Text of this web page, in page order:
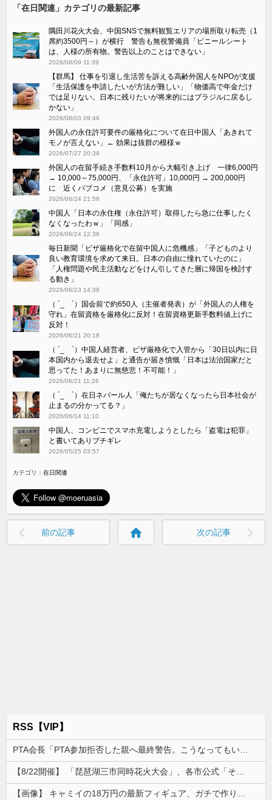
「在日関連」カテゴリの最新記事
隅田川花火大会、中国SNSで無料観覧エリアの場所取り転売（1
席約3500円～）が横行 警告も無視警備員「ビニールシート
は、人様の所有物。警告以上のことはできない」
2026/08/09 11:39
【群馬】 仕事を引退し生活苦を訴える高齢外国人をNPOが支援
「生活保護を申請したいが方法が難しい」「物価高で年金だけ
では足りない。日本に残りたいが将来的にはブラジルに戻るし
かない」
2026/08/03 09:46
外国人の永住許可要件の厳格化について在日中国人「あきれて
モノが言えない」← 効果は抜群の模様ｗ
2026/07/27 20:39
外国人の在留手続き手数料10月から大幅引き上げ 一律6,000円
→ 10,000～75,000円、「永住許可」10,000円 → 200,000円
に 近くパブコメ（意見公募）を実施
2026/06/24 21:56
中国人「日本の永住権（永住許可）取得したら急に仕事したく
なくなったわｗ」「同感」
2026/06/24 12:36
毎日新聞「ビザ厳格化で在留中国人に危機感」「子どものより
良い教育環境を求めて来日。日本の自由に憧れていたのに」
「人権問題や民主活動などをけん引してきた層に帰国を検討す
る動き」
2026/06/23 14:38
（ ´_ゝ`）国会前で約650人（主催者発表）が「外国人の人権を
守れ」在留資格を厳格化に反対！在留資格更新手数料値上げに
反対！
2026/06/21 20:18
（ ´_ゝ`）中国人経営者、ビザ厳格化で入管から「30日以内に日
本国内から退去せよ」と通告が届き憤慨「日本は法治国家だと
思ってた！あまりに無慈悲！不可能！」
2026/06/21 11:26
（ ´_ゝ`）在日ネパール人「俺たちが居なくなったら日本社会が
止まるの分かってる？」
2026/06/14 11:10
中国人、コンビニでスマホ充電しようとしたら「盗電は犯罪」
と書いてありブチギレ
2026/05/25 03:57
カテゴリ：在日関連
前の記事 home 次の記事
RSS【VIP】